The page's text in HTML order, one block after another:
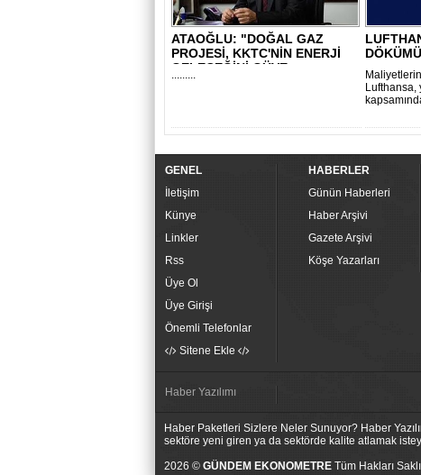
ATAOĞLU: "DOĞAL GAZ
PROJESİ, KKTC'NİN ENERJİ
GELECEĞİNİ GÜVE..
.........
DÖKÜMÜ
Lufthansa,
GENEL
İletişim
Künye
Linkler
Rss
Üye Ol
Üye Girişi
Önemli Telefonlar
Sitene Ekle
HABERLER
Günün Haberleri
Haber Arşivi
Gazete Arşivi
Köşe Yazarları
Haber Yazılımı
Haber Paketleri Sizlere Neler Sunuyor? Haber
sektöre yeni giren ya da sektörde kalite atlamak
2026 © GÜNDEM EKONOMETRE Tüm Hakları